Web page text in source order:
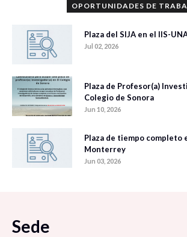
OPORTUNIDADES DE
Plaza del SIJA en el IIS-
Jul 02, 2026
Plaza de Profesor(a)
Colegio de Sonora
Jun 10, 2026
Plaza de tiempo completo
Monterrey
Jun 03, 2026
Sede